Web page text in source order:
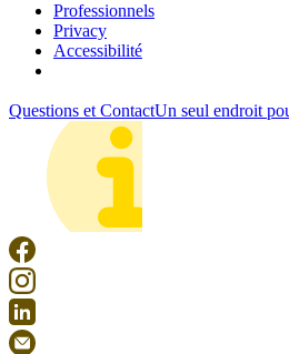
Professionnels
Privacy
Accessibilité
Questions et ContactUn seul endroit